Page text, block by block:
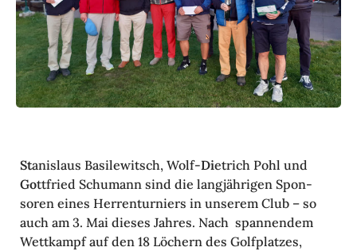
Stanis­laus Basi­le­witsch, Wolf-Dietrich Pohl und
Gottfried Schu­mann sind die lang­jäh­rigen Spon­
soren eines Herren­tur­niers in unserem Club – so
auch am 3. Mai dieses Jahres. Nach span­nendem
Wett­kampf auf den 18 Löchern des Golf­platzes,